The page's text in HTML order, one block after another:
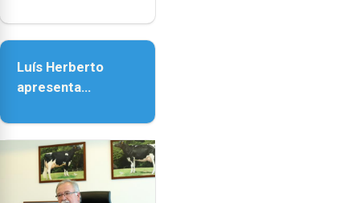
e
as
18h00.
Senhora da
Luís Herberto
apresenta
Paisagem’